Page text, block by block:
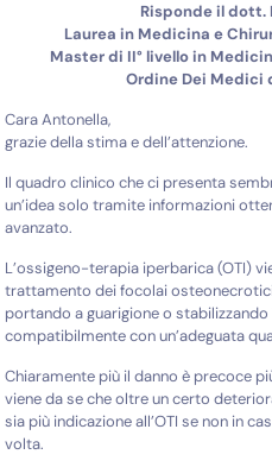
Risponde il dott.
Laurea in Medicina e
Master di II° livello in
Ordine Dei Medici
Cara Antonella,
grazie della stima e dell’attenzione.
Il quadro clinico che ci presenta
un’idea solo tramite informazioni
avanzato.
L’ossigeno-terapia iperbarica (OTI)
trattamento dei focolai
portando a guarigione o
compatibilmente con un’adeguata
Chiaramente più il danno è precoce
viene da se che oltre un certo
sia più indicazione all’OTI se non in
volta.